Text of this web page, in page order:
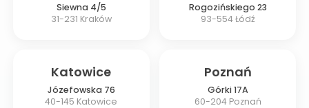
Siewna 4/5
31-231 Kraków
Rogozińskiego 23
93-554 Łódź
Katowice
Józefowska 76
40-145 Katowice
Poznań
Górki 17A
60-204 Poznań